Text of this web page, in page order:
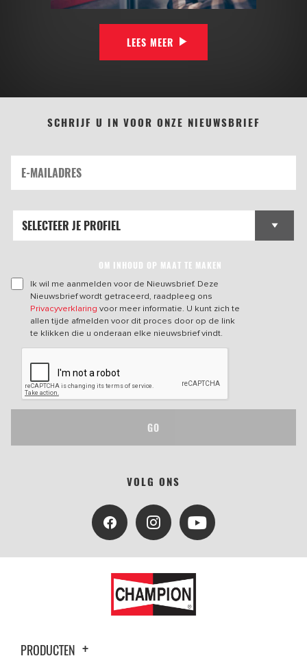
LEES MEER
SCHRIJF U IN VOOR ONZE NIEUWSBRIEF
OM INHOUD OP MAAT TE MAKEN
Ik wil me aanmelden voor de Nieuwsbrief. Deze
Nieuwsbrief wordt getraceerd, raadpleeg ons
Privacyverklaring voor meer informatie. U kunt zich te
allen tijde afmelden voor dit proces door op de link
te klikken die u onderaan elke nieuwsbrief vindt.
GO
VOLG ONS
PRODUCTEN